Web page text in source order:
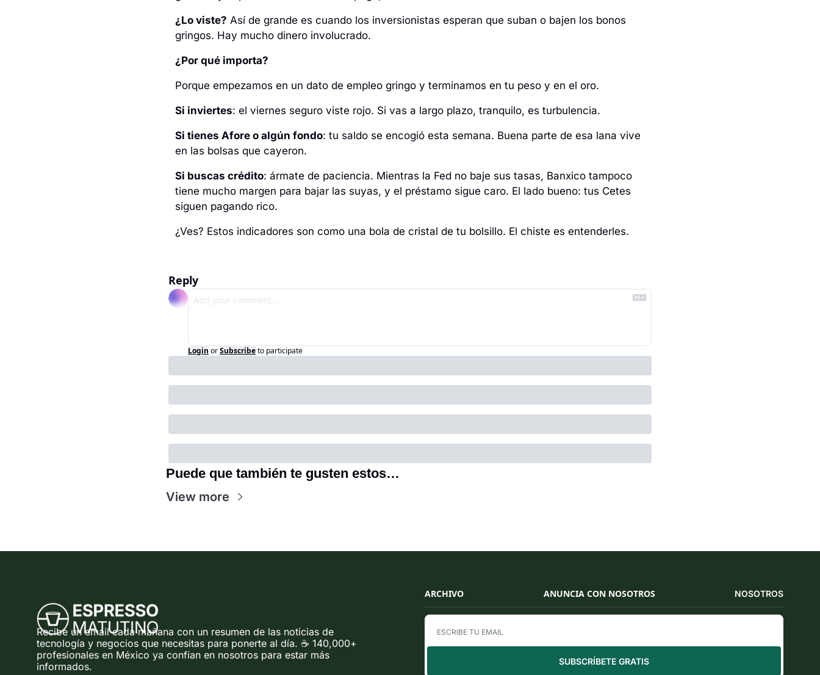
¿Lo viste? Así de grande es cuando los inversionistas esperan que suban o bajen los bonos
gringos. Hay mucho dinero involucrado.
¿Por qué importa?
Porque empezamos en un dato de empleo gringo y terminamos en tu peso y en el oro.
Si inviertes: el viernes seguro viste rojo. Si vas a largo plazo, tranquilo, es turbulencia.
Si tienes Afore o algún fondo: tu saldo se encogió esta semana. Buena parte de esa lana vive
en las bolsas que cayeron.
Si buscas crédito: ármate de paciencia. Mientras la Fed no baje sus tasas, Banxico tampoco
tiene mucho margen para bajar las suyas, y el préstamo sigue caro. El lado bueno: tus Cetes
siguen pagando rico.
¿Ves? Estos indicadores son como una bola de cristal de tu bolsillo. El chiste es entenderles.
Reply
Login orSubscribeto participate
Puede que también te gusten estos…
View more
Recibe un email cada mañana con un resumen de las noticias de
tecnología y negocios que necesitas para ponerte al día. ☕ 140,000+
profesionales en México ya confían en nosotros para estar más
informados.
ARCHIVO ANUNCIA CON NOSOTROS NOSOTROS
SUBSCRÍBETE GRATIS